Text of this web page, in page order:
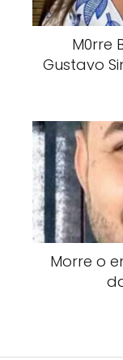
M0rre
Gustavo
Morre o